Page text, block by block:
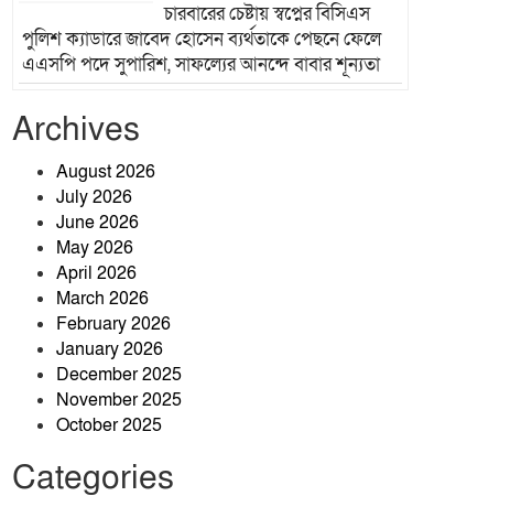
চারবারের চেষ্টায় স্বপ্নের বিসিএস
পুলিশ ক্যাডারে জাবেদ হোসেন ব্যর্থতাকে পেছনে ফেলে
এএসপি পদে সুপারিশ, সাফল্যের আনন্দে বাবার শূন্যতা
সমাজ কর্তৃক আয়োজিত ফুটবল খেলা ২০২৬ অনুষ্ঠিত।
চাকরির সাফল্য: মেধা ও
অধ্যবসায়ের উজ্জ্বল দৃষ্টান্ত আবুল
Archives
August 2026
July 2026
June 2026
May 2026
April 2026
March 2026
February 2026
January 2026
December 2025
November 2025
October 2025
Categories